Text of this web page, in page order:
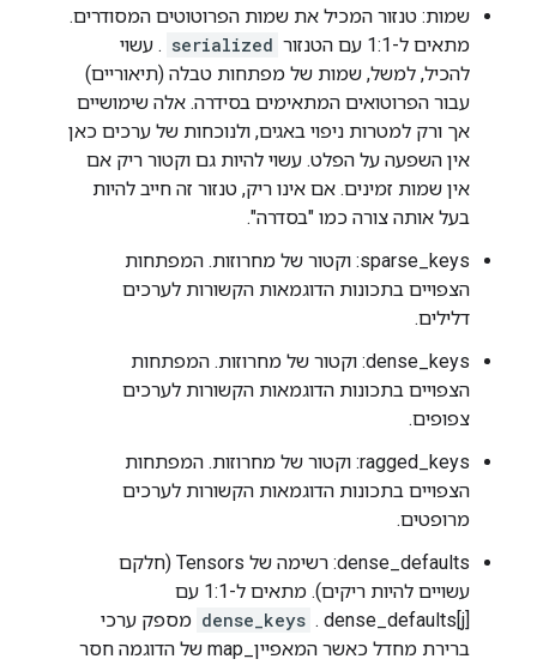
שמות: טנזור המכיל את שמות הפרוטוטים המסודרים.
מתאים ל-1:1 עם הטנזור
serialized . עשוי
להכיל, למשל, שמות של מפתחות טבלה (תיאוריים)
עבור הפרוטואים המתאימים בסידרה. אלה שימושיים
אך ורק למטרות ניפוי באגים, ולנוכחות של ערכים כאן
אין השפעה על הפלט. עשוי להיות גם וקטור ריק אם
אין שמות זמינים. אם אינו ריק, טנזור זה חייב להיות
בעל אותה צורה כמו "בסדרה".
sparse_keys: וקטור של מחרוזות. המפתחות
הצפויים בתכונות הדוגמאות הקשורות לערכים
דלילים.
dense_keys: וקטור של מחרוזות. המפתחות
הצפויים בתכונות הדוגמאות הקשורות לערכים
צפופים.
ragged_keys: וקטור של מחרוזות. המפתחות
הצפויים בתכונות הדוגמאות הקשורות לערכים
מרופטים.
dense_defaults: רשימה של Tensors (חלקם
עשויים להיות ריקים). מתאים ל-1:1 עם
dense_keys . dense_defaults[j] מספק ערכי
ברירת מחדל כאשר המאפיין_map של הדוגמה חסר